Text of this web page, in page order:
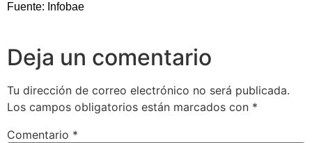
Fuente: Infobae
Deja un comentario
Tu dirección de correo electrónico no será publicada.
Los campos obligatorios están marcados con *
Comentario *